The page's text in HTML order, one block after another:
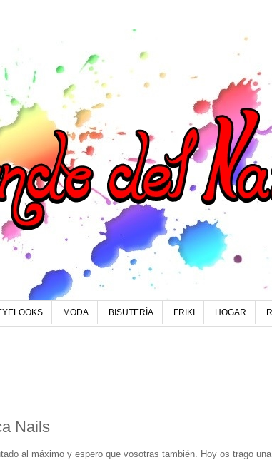
MODA BISUTERÍA FRIKI HOGAR
Nails
al máximo y espero que vosotras también. Hoy os trago